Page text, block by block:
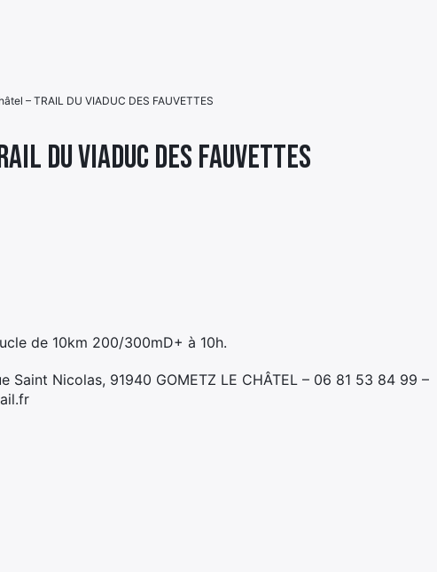
DU VIADUC DES FAUVETTES
– TRAIL DU VIADUC DES FAUVETTES
de 10km 200/300mD+ à 10h.
Saint Nicolas, 91940 GOMETZ LE CHÂTEL – 06 81 53 84 99 –